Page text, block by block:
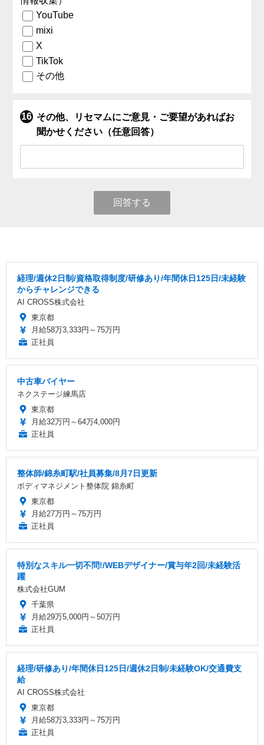
YouTube
mixi
X
TikTok
その他
その他、リセマムにご意見・ご要望があればお
聞かせください（任意回答）
回答する
経理/週休2日制/資格取得制度/研修あり/年間休日125日/未経験
からチャレンジできる
AI CROSS株式会社
東京都
月給58万3,333円～75万円
正社員
中古車バイヤー
ネクステージ練馬店
東京都
月給32万円～64万4,000円
正社員
整体師/錦糸町駅/社員募集/8月7日更新
ボディマネジメント整体院 錦糸町
東京都
月給27万円～75万円
正社員
特別なスキル一切不問!/WEBデザイナー/賞与年2回/未経験活
躍
株式会社GUM
千葉県
月給29万5,000円～50万円
正社員
経理/研修あり/年間休日125日/週休2日制/未経験OK/交通費支
給
AI CROSS株式会社
東京都
月給58万3,333円～75万円
正社員